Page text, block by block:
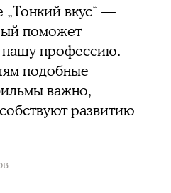
„Тонкий вкус“ —
поможет
нашу профессию.
подобные
важно,
развитию